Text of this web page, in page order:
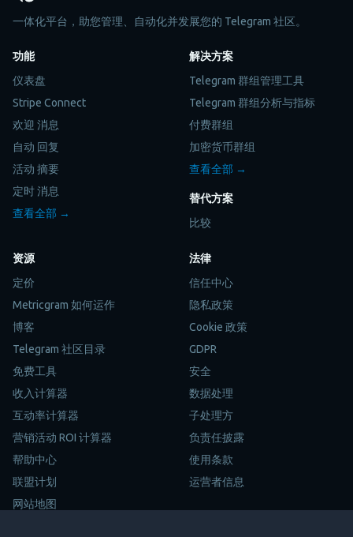
一体化平台，助您管理、自动化并发展您的 Telegram 社区。
功能
仪表盘
Stripe Connect
欢迎 消息
自动 回复
活动 摘要
定时 消息
查看全部 →
解决方案
Telegram 群组管理工具
Telegram 群组分析与指标
付费群组
加密货币群组
查看全部 →
替代方案
比较
资源
定价
Metricgram 如何运作
博客
Telegram 社区目录
免费工具
收入计算器
互动率计算器
营销活动 ROI 计算器
帮助中心
联盟计划
网站地图
法律
信任中心
隐私政策
Cookie 政策
GDPR
安全
数据处理
子处理方
负责任披露
使用条款
运营者信息